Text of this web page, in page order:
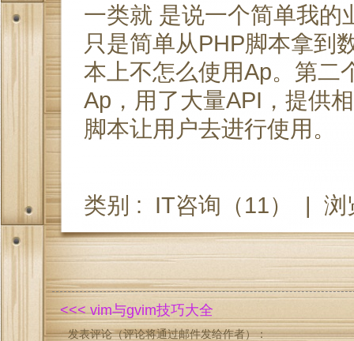
一类就 是说一个简单我的
只是简单从PHP脚本拿到
本上不怎么使用Ap。第二
Ap，用了大量API，提供
脚本让用户去进行使用。
类别 : IT咨询 （11） | 浏
<<< vim与gvim技巧大全
发表评论（评论将通过邮件发给作者）：